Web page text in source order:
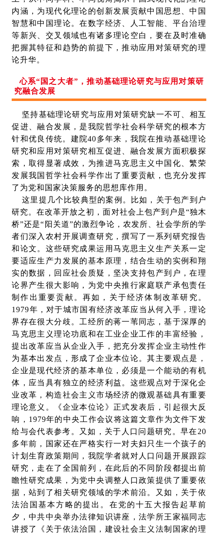
内涵，为现代化理论的创新发展贡献中国思想、中国
智慧和中国理论。在数字经济、人工智能、平台治理
等新兴、交叉领域也有诸多理论空白，要在及时准确
把握其特征和趋势的前提下，推动应用对策研究的理
论升华。
心系“国之大者”，推动基础理论研究与应用对策研
究融合发展
坚持基础理论研究与应用对策研究缺一不可、相互
促进、融合发展，是我院哲学社会科学研究的根本方
针和优良传统。建院40多年来，我院在推动基础理论
研究和应用对策研究相互促进、融合发展方面积极探
索，取得显著成效，为推进马克思主义中国化、繁荣
发展我国哲学社会科学作出了重要贡献，也充分发挥
了为党和国家决策服务的思想库作用。
这里提几个比较典型的案例。比如，关于包产到户
研究。在改革开放之初，面对社会上包产到户是“独木
桥”还是“阳关道”的激烈争论，农发所、社会学所的学
者们深入农村开展调查研究，撰写了一系列研究报告
和论文。这些研究成果运用马克思主义生产关系一定
要适应生产力发展的基本原理，结合生动的实例和翔
实的数据，回应社会质疑，坚决支持包产到户，在理
论界产生很大影响，为党中央推行家庭联产承包责任
制作出重要贡献。再如，关于经济体制改革研究。
1979年，对于城市国有经济改革应当从何入手，理论
界存在很大分歧。工经所的蒋一苇同志，基于深厚的
马克思主义理论功底和在工业企业工作的丰富经验，
提出改革应当从企业入手，把充分发挥企业主动性作
为基本出发点，形成了企业本位论。其主要观点是，
企业是现代经济的基本单位，必须是一个能动的有机
体，应当具有独立的经济利益。这些观点对于深化企
业改革，构造社会主义市场经济的微观基础具有重要
理论意义。《企业本位论》正式发表后，引起很大反
响，1979年的中央工作会议将这篇文章作为文件下发
给与会代表参考。又如，关于人口问题研究。早在20
多年前，国家还在严格实行一对夫妇只生一个孩子的
计划生育政策期间，我院学者就对人口问题开展跟踪
研究，走在了全国前列，在此后的不同阶段都提出前
瞻性研究成果，为党中央调整人口政策提供了重要依
据，站到了相关研究领域的学术前沿。又如，关于依
法治国基本方略的提出。在党的十五大报告起草前
夕，中共中央举办法律知识讲座，法学所王家福同志
讲授了《关于依法治国，建设社会主义法制国家的理